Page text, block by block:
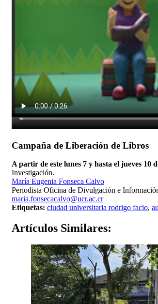
Campaña de Liberación de Libros
A partir de este lunes 7 y hasta el jueves 10
Investigación.
María Eugenia Fonseca Calvo
Periodista Oficina de Divulgación e
maria.fonsecacalvo@ucr.ac.cr
Etiquetas: ciudad universitaria rodrigo facio,
Artículos Similares: